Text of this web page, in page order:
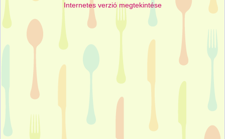
Internetes verzió megtekintése